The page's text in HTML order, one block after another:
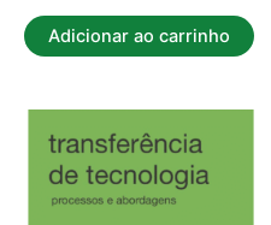
Adicionar ao carrinho